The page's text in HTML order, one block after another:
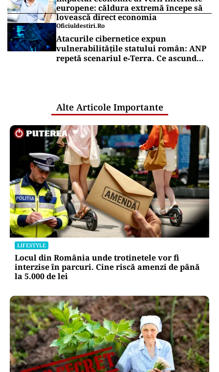
europene: căldura extremă începe să
lovească direct economia
Oficiuldestiri.ro
Atacurile cibernetice expun
vulnerabilitățile statului român: ANP
repetă scenariul e‑Terra. Ce ascund
Alte Articole Importante
LIFESTYLE
Locul din România unde trotinetele vor fi
interzise în parcuri. Cine riscă amenzi de până
la 5.000 de lei